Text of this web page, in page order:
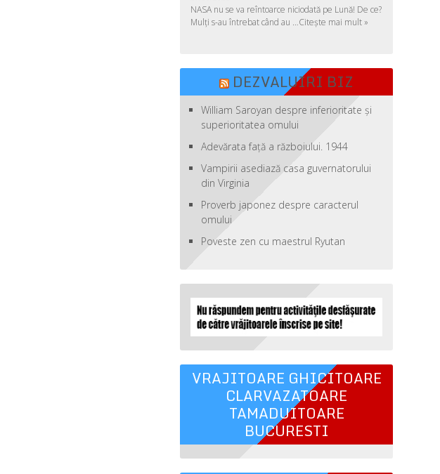
NASA nu se va reîntoarce niciodată pe Lună! De ce?
Mulţi s-au întrebat când au …Citește mai mult »
DEZVALUIRI BIZ
William Saroyan despre inferioritate şi
superioritatea omului
Adevărata față a războiului. 1944
Vampirii asediază casa guvernatorului
din Virginia
Proverb japonez despre caracterul
omului
Poveste zen cu maestrul Ryutan
VRAJITOARE GHICITOARE
CLARVAZATOARE
TAMADUITOARE
BUCURESTI